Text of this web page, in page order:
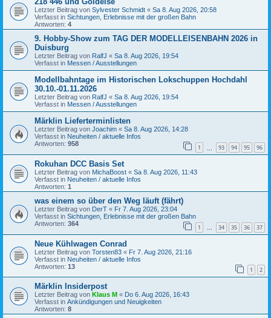
Letzter Beitrag von Sylvester Schmidt « Sa 8. Aug 2026, 20:58
Verfasst in Sichtungen, Erlebnisse mit der großen Bahn
Antworten: 4
9. Hobby-Show zum TAG DER MODELLEISENBAHN 2026 in
Duisburg
Letzter Beitrag von RalfJ « Sa 8. Aug 2026, 19:54
Verfasst in Messen / Ausstellungen
Modellbahntage im Historischen Lokschuppen Hochdahl
30.10.-01.11.2026
Letzter Beitrag von RalfJ « Sa 8. Aug 2026, 19:54
Verfasst in Messen / Ausstellungen
Märklin Lieferterminlisten
Letzter Beitrag von Joachim « Sa 8. Aug 2026, 14:28
Verfasst in Neuheiten / aktuelle Infos
Antworten: 958 1 93 94 95 96
Rokuhan DCC Basis Set
Letzter Beitrag von MichaBoost « Sa 8. Aug 2026, 11:43
Verfasst in Neuheiten / aktuelle Infos
Antworten: 1
was einem so über den Weg läuft (fährt)
Letzter Beitrag von DerT « Fr 7. Aug 2026, 23:04
Verfasst in Sichtungen, Erlebnisse mit der großen Bahn
Antworten: 364 1 … 34 35 36 37
Neue Kühlwagen Conrad
Letzter Beitrag von Torsten83 « Fr 7. Aug 2026, 21:16
Verfasst in Neuheiten / aktuelle Infos
Antworten: 13 1 2
Märklin Insiderpost
Letzter Beitrag von Klaus M « Do 6. Aug 2026, 16:43
Verfasst in Ankündigungen und Neuigkeiten
Antworten: 8